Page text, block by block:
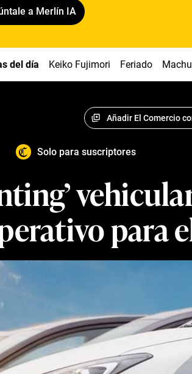
a Merlín IA
del día Keiko Fujimori Feriado
Añadir El Comercio
Solo para suscriptores
para